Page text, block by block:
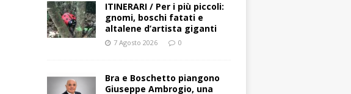
ITINERARI / Per i più piccoli:
gnomi, boschi fatati e
altalene d’artista giganti
7 Agosto 2026 0
Bra e Boschetto piangono
Giuseppe Ambrogio, una